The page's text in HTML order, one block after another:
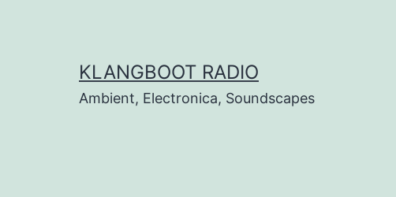
KLANGBOOT RADIO
Ambient, Electronica, Soundscapes